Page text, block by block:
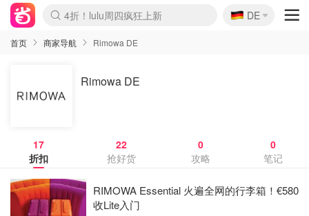
Boticinal 夏促开抢！
4折！lulu周四疯狂上新
还没结束！&OtherStories大促
Joybuy变相75折 随时失效
速领！Stanley独家85折
疑似霸哥！Camper额外叠85折
Zalando 奥莱闪促！每日更新
Moncler反季囤！5折起+叠9折
Coach Brooklyn仅€192
🇩🇪
DE
首页 商家导航 Rimowa DE
Rimowa DE
17
折扣
22
抢好货
0
攻略
0
笔记
RIMOWA Essential 火遍全网的行李箱！€580
收Lite入门